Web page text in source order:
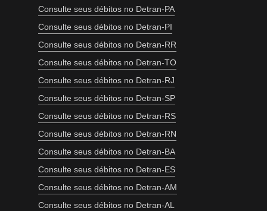
Consulte seus débitos no Detran-PA
Consulte seus débitos no Detran-PI
Consulte seus débitos no Detran-RR
Consulte seus débitos no Detran-TO
Consulte seus débitos no Detran-RJ
Consulte seus débitos no Detran-SP
Consulte seus débitos no Detran-RS
Consulte seus débitos no Detran-RN
Consulte seus débitos no Detran-BA
Consulte seus débitos no Detran-ES
Consulte seus débitos no Detran-AM
Consulte seus débitos no Detran-AL